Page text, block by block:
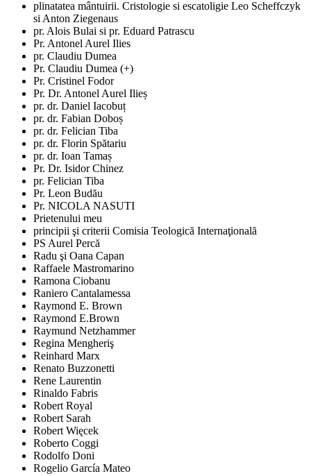
plinatatea mântuirii. Cristologie si escatoligie Leo Scheffczyk
si Anton Ziegenaus
pr. Alois Bulai si pr. Eduard Patrascu
Pr. Antonel Aurel Ilies
pr. Claudiu Dumea
Pr. Claudiu Dumea (+)
Pr. Cristinel Fodor
Pr. Dr. Antonel Aurel Ilieș
pr. dr. Daniel Iacobuț
pr. dr. Fabian Doboș
pr. dr. Felician Tiba
pr. dr. Florin Spătariu
pr. dr. Ioan Tamaș
Pr. Dr. Isidor Chinez
pr. Felician Tiba
Pr. Leon Budău
Pr. NICOLA NASUTI
Prietenului meu
principii şi criterii Comisia Teologică Internaţională
PS Aurel Percă
Radu şi Oana Capan
Raffaele Mastromarino
Ramona Ciobanu
Raniero Cantalamessa
Raymond E. Brown
Raymond E.Brown
Raymund Netzhammer
Regina Mengheriş
Reinhard Marx
Renato Buzzonetti
Rene Laurentin
Rinaldo Fabris
Robert Royal
Robert Sarah
Robert Więcek
Roberto Coggi
Rodolfo Doni
Rogelio García Mateo